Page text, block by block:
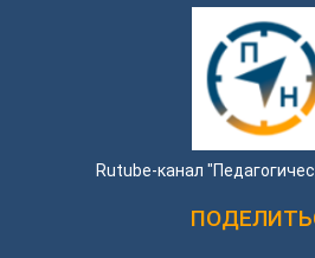
Rutube-канал